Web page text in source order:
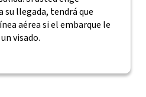
su llegada, tendrá que
aérea si el embarque le
visado.